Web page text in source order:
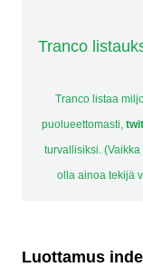
Tranco
Tranco listaa
puolueettomasti,
turvallisiksi.
olla ainoa tekijä
Luottamus